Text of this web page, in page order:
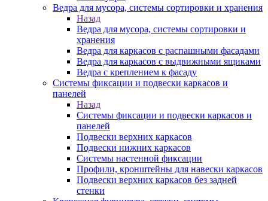
Ведра для мусора, системы сортировки и хранения
Назад
Ведра для мусора, системы сортировки и
хранения
Ведра для каркасов с распашными фасадами
Ведра для каркасов с выдвижными ящиками
Ведра с креплением к фасаду
Системы фиксации и подвески каркасов и
панелей
Назад
Системы фиксации и подвески каркасов и
панелей
Подвески верхних каркасов
Подвески нижних каркасов
Системы настенной фиксации
Профили, кронштейны для навески каркасов
Подвески верхних каркасов без задней
стенки